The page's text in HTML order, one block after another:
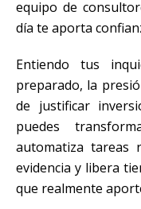
equipo de
día te aporta
Entiendo tus
preparado, la
de justificar
puedes
automatiza tareas
evidencia y libera
que realmente